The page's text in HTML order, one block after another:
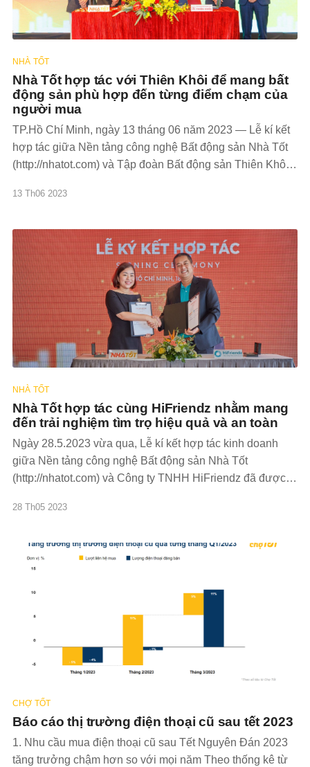
NHÀ TỐT
Nhà Tốt hợp tác với Thiên Khôi để mang bất
động sản phù hợp đến từng điểm chạm của
người mua
TP.Hồ Chí Minh, ngày 13 tháng 06 năm 2023 — Lễ kí kết
hợp tác giữa Nền tảng công nghệ Bất động sản Nhà Tốt
(http://nhatot.com) và Tập đoàn Bất động sản Thiên Khôi
nghệ và
13 Th06 2023
NHÀ TỐT
Nhà Tốt hợp tác cùng HiFriendz nhằm mang
đến trải nghiệm tìm trọ hiệu quả và an toàn
Ngày 28.5.2023 vừa qua, Lễ kí kết hợp tác kinh doanh
giữa Nền tảng công nghệ Bất động sản Nhà Tốt
(http://nhatot.com) và Công ty TNHH HiFriendz đã được
thế mạnh công nghệ
28 Th05 2023
CHỢ TỐT
Báo cáo thị trường điện thoại cũ sau tết 2023
1. Nhu cầu mua điện thoại cũ sau Tết Nguyên Đán 2023
tăng trưởng chậm hơn so với mọi năm Theo thống kê từ